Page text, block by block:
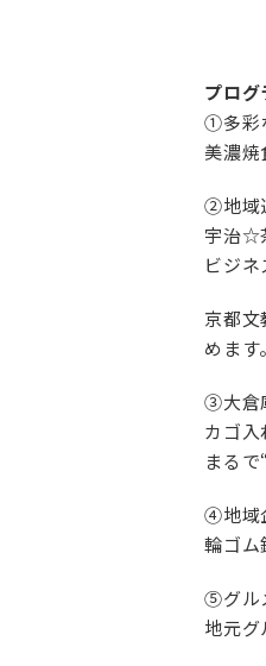
プログ
①多彩
美濃焼
②地域
宇治☆
ビジ
京都
めます。
③大倉
カゴ入
まる
④地域
輪ゴム
⑤グル
地元グ